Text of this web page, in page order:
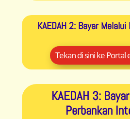
KAEDAH 2: Bayar
Tekan di sini ke Portal
KAEDAH 3:
Perbankan